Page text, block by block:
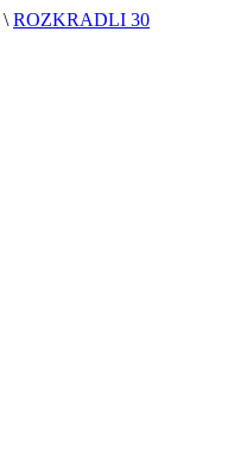
\ ROZKRADLI 30